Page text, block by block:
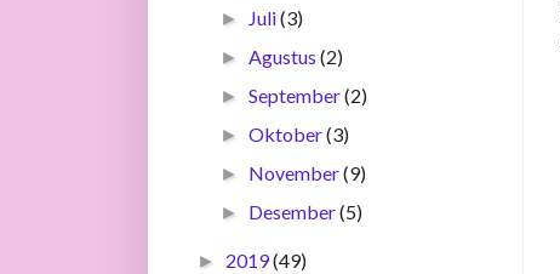
► Juli(3)
►Agustus(2)
►September(2)
►Oktober(3)
► November(9)
► Desember(5)
► 2019(49)